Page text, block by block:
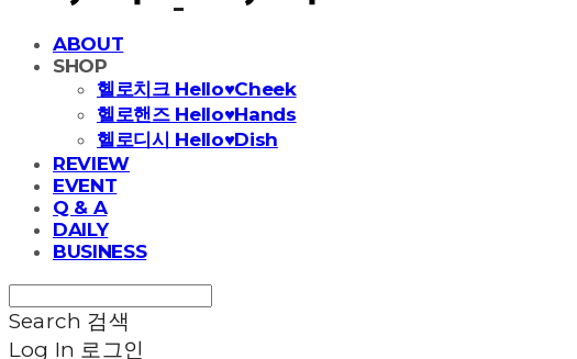
ABOUT
SHOP
헬로치크 Hello♥Cheek
헬로핸즈 Hello♥Hands
헬로디시 Hello♥Dish
REVIEW
EVENT
Q & A
DAILY
BUSINESS
Search 검색
Log In 로그인